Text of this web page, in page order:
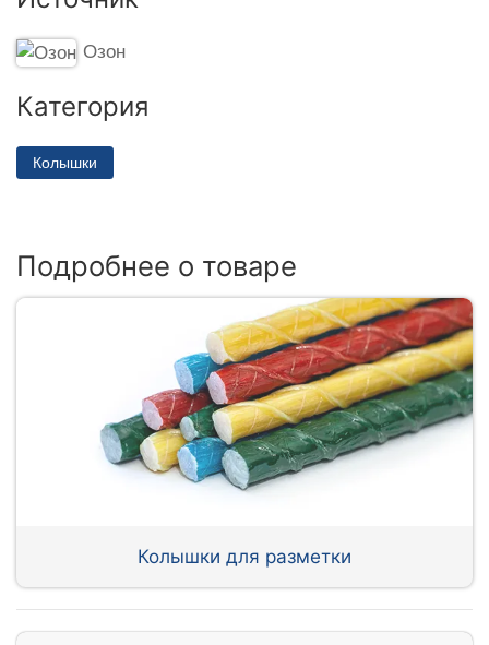
Озон
Категория
Колышки
Подробнее о товаре
Колышки для разметки